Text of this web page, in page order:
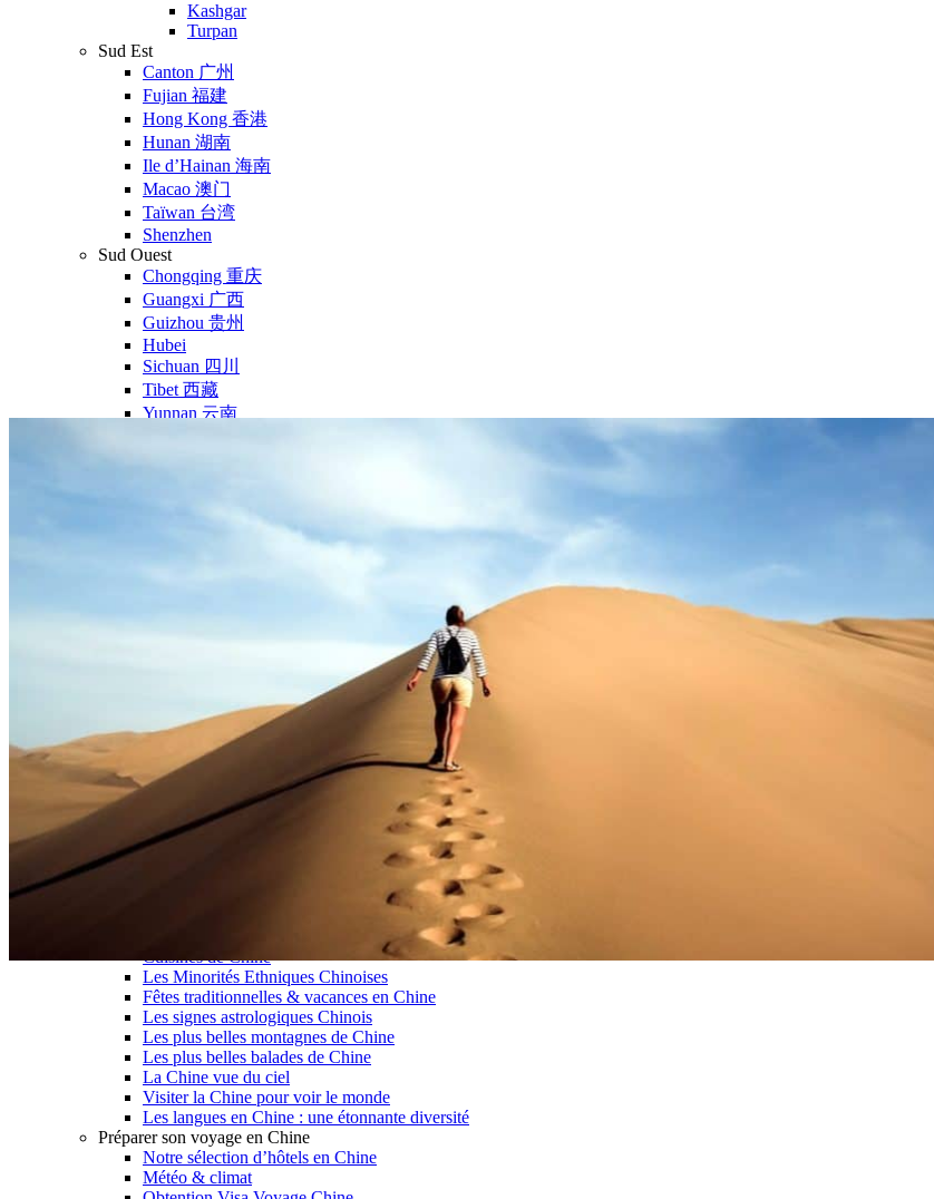
Kashgar
Turpan
Sud Est
Canton 广州
Fujian 福建
Hong Kong 香港
Hunan 湖南
Ile d’Hainan 海南
Macao 澳门
Taïwan 台湾
Shenzhen
Sud Ouest
Chongqing 重庆
Guangxi 广西
Guizhou 贵州
Hubei
Sichuan 四川
Tibet 西藏
Yunnan 云南
Classique et incontournables
Luxe et exception
Automne
Hiver
Infos pratiques
Notre agence
Notre agence en Chine
Réseau Asian Roads
Garanties et engagements Asian Roads
Voyage scolaire et culturel en Chine
Cuisines de Chine
Les Minorités Ethniques Chinoises
Fêtes traditionnelles & vacances en Chine
Les signes astrologiques Chinois
Les plus belles montagnes de Chine
Les plus belles balades de Chine
La Chine vue du ciel
Visiter la Chine pour voir le monde
Les langues en Chine : une étonnante diversité
Préparer son voyage en Chine
Notre sélection d’hôtels en Chine
Météo & climat